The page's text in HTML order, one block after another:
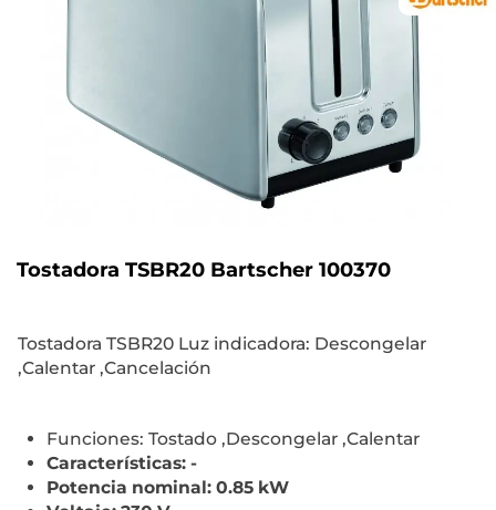
Tostadora TSBR20 Bartscher 100370
Tostadora TSBR20 Luz indicadora: Descongelar
,Calentar ,Cancelación
Funciones: Tostado ,Descongelar ,Calentar
Características: -
Potencia nominal: 0.85 kW